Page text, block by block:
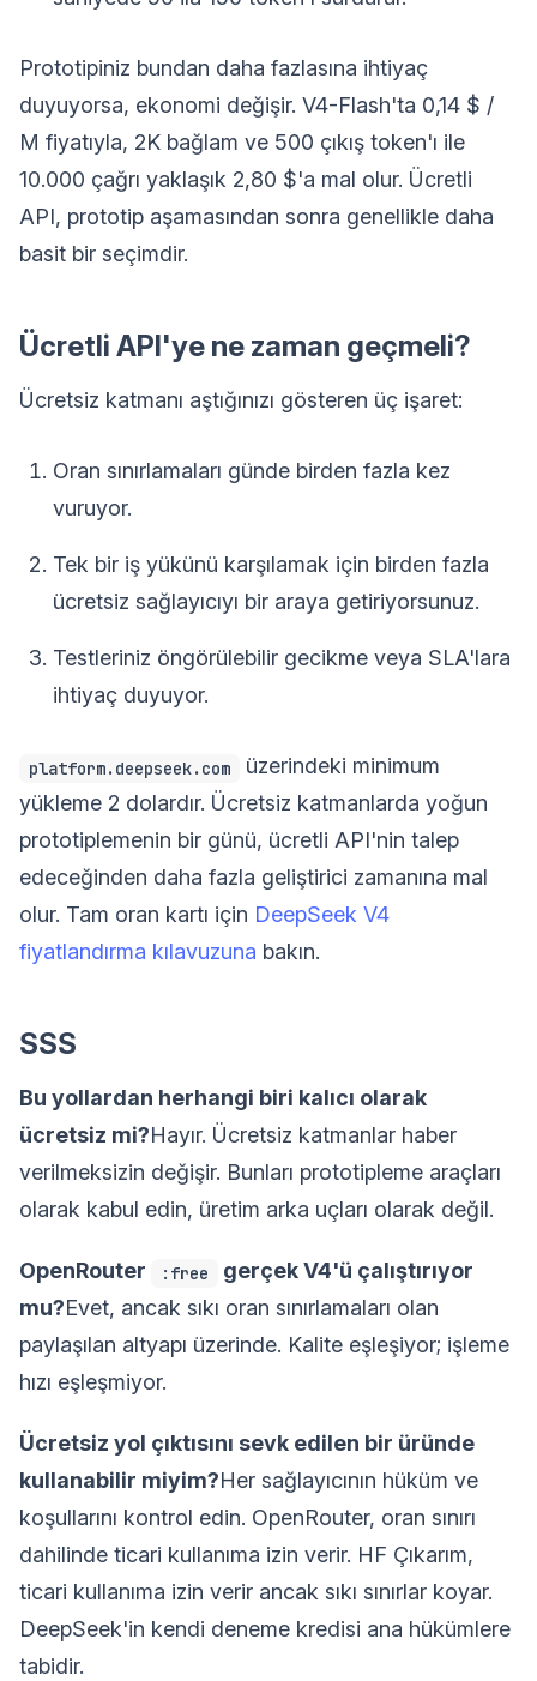
Prototipiniz bundan daha fazlasına ihtiyaç
duyuyorsa, ekonomi değişir. V4-Flash'ta 0,14 $ /
M fiyatıyla, 2K bağlam ve 500 çıkış token'ı ile
10.000 çağrı yaklaşık 2,80 $'a mal olur. Ücretli
API, prototip aşamasından sonra genellikle daha
basit bir seçimdir.
Ücretli API'ye ne zaman geçmeli?
Ücretsiz katmanı aştığınızı gösteren üç işaret:
Oran sınırlamaları günde birden fazla kez
vuruyor.
Tek bir iş yükünü karşılamak için birden fazla
ücretsiz sağlayıcıyı bir araya getiriyorsunuz.
Testleriniz öngörülebilir gecikme veya SLA'lara
ihtiyaç duyuyor.
platform.deepseek.com
üzerindeki minimum
yükleme 2 dolardır. Ücretsiz katmanlarda yoğun
prototiplemenin bir günü, ücretli API'nin talep
edeceğinden daha fazla geliştirici zamanına mal
olur. Tam oran kartı için DeepSeek V4
fiyatlandırma kılavuzuna bakın.
SSS
Bu yollardan herhangi biri kalıcı olarak
ücretsiz mi?Hayır. Ücretsiz katmanlar haber
verilmeksizin değişir. Bunları prototipleme araçları
olarak kabul edin, üretim arka uçları olarak değil.
OpenRouter :free
gerçek V4'ü çalıştırıyor
mu?Evet, ancak sıkı oran sınırlamaları olan
paylaşılan altyapı üzerinde. Kalite eşleşiyor; işleme
hızı eşleşmiyor.
Ücretsiz yol çıktısını sevk edilen bir üründe
kullanabilir miyim?Her sağlayıcının hüküm ve
koşullarını kontrol edin. OpenRouter, oran sınırı
dahilinde ticari kullanıma izin verir. HF Çıkarım,
ticari kullanıma izin verir ancak sıkı sınırlar koyar.
DeepSeek'in kendi deneme kredisi ana hükümlere
tabidir.